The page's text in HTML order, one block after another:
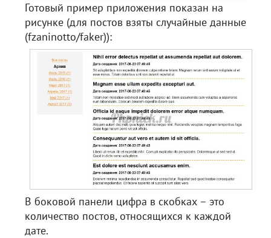
Готовый пример приложения показан на
рисунке (для постов взяты случайные данные
(fzaninotto/faker)):
В боковой панели цифра в скобках – это
количество постов, относящихся к каждой
дате.